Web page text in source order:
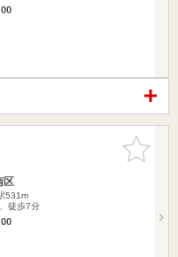
お気に入
りに追加
区
531m
徒歩7分